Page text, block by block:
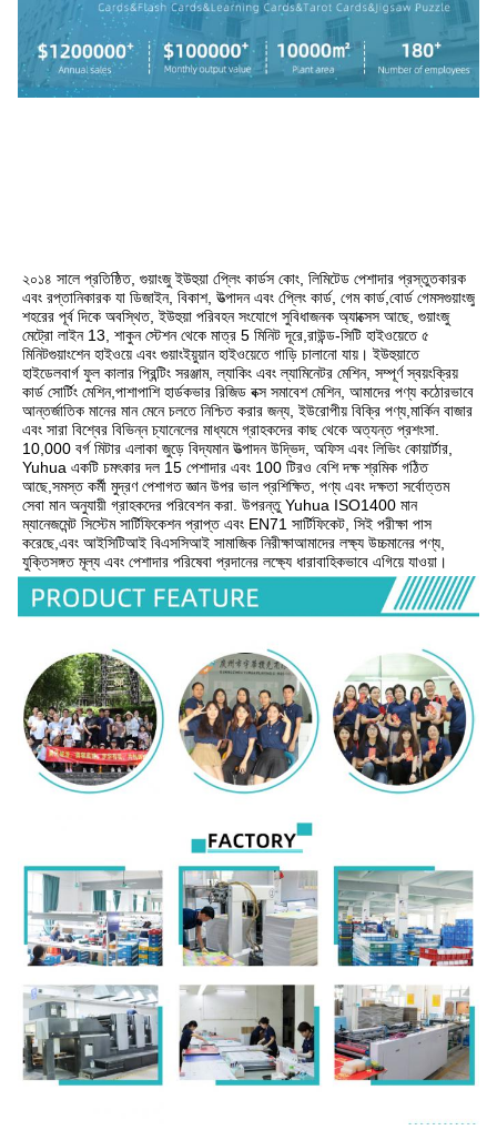
২০১৪ সালে প্রতিষ্ঠিত, গুয়াংজু ইউহুয়া প্লেিং কার্ডস কোং, লিমিটেড পেশাদার প্রস্তুতকারক
এবং রপ্তানিকারক যা ডিজাইন, বিকাশ, উত্পাদন এবং প্লেিং কার্ড, গেম কার্ড,বোর্ড গেমসগুয়াংজু
শহরের পূর্ব দিকে অবস্থিত, ইউহুয়া পরিবহন সংযোগে সুবিধাজনক অ্যাক্সেস আছে, গুয়াংজু
মেট্রো লাইন 13, শাকুন স্টেশন থেকে মাত্র 5 মিনিট দূরে,রাউন্ড-সিটি হাইওয়েতে ৫
মিনিটগুয়াংশেন হাইওয়ে এবং গুয়াংইয়ুয়ান হাইওয়েতে গাড়ি চালানো যায়। ইউহুয়াতে
হাইডেলবার্গ ফুল কালার প্রিন্টিং সরঞ্জাম, ল্যাকিং এবং ল্যামিনেটর মেশিন, সম্পূর্ণ স্বয়ংক্রিয়
কার্ড সোর্টিং মেশিন,পাশাপাশি হার্ডকভার রিজিড বক্স সমাবেশ মেশিন, আমাদের পণ্য কঠোরভাবে
আন্তর্জাতিক মানের মান মেনে চলতে নিশ্চিত করার জন্য, ইউরোপীয় বিক্রি পণ্য,মার্কিন বাজার
এবং সারা বিশ্বের বিভিন্ন চ্যানেলের মাধ্যমে গ্রাহকদের কাছ থেকে অত্যন্ত প্রশংসা.
10,000 বর্গ মিটার এলাকা জুড়ে বিদ্যমান উত্পাদন উদ্ভিদ, অফিস এবং লিভিং কোয়ার্টার,
Yuhua একটি চমৎকার দল 15 পেশাদার এবং 100 টিরও বেশি দক্ষ শ্রমিক গঠিত
আছে,সমস্ত কর্মী মুদ্রণ পেশাগত জ্ঞান উপর ভাল প্রশিক্ষিত, পণ্য এবং দক্ষতা সর্বোত্তম
সেবা মান অনুযায়ী গ্রাহকদের পরিবেশন করা. উপরন্তু Yuhua ISO1400 মান
ম্যানেজমেন্ট সিস্টেম সার্টিফিকেশন প্রাপ্ত এবং EN71 সার্টিফিকেট, সিই পরীক্ষা পাস
করেছে,এবং আইসিটিআই বিএসসিআই সামাজিক নিরীক্ষাআমাদের লক্ষ্য উচ্চমানের পণ্য,
যুক্তিসঙ্গত মূল্য এবং পেশাদার পরিষেবা প্রদানের লক্ষ্যে ধারাবাহিকভাবে এগিয়ে যাওয়া।